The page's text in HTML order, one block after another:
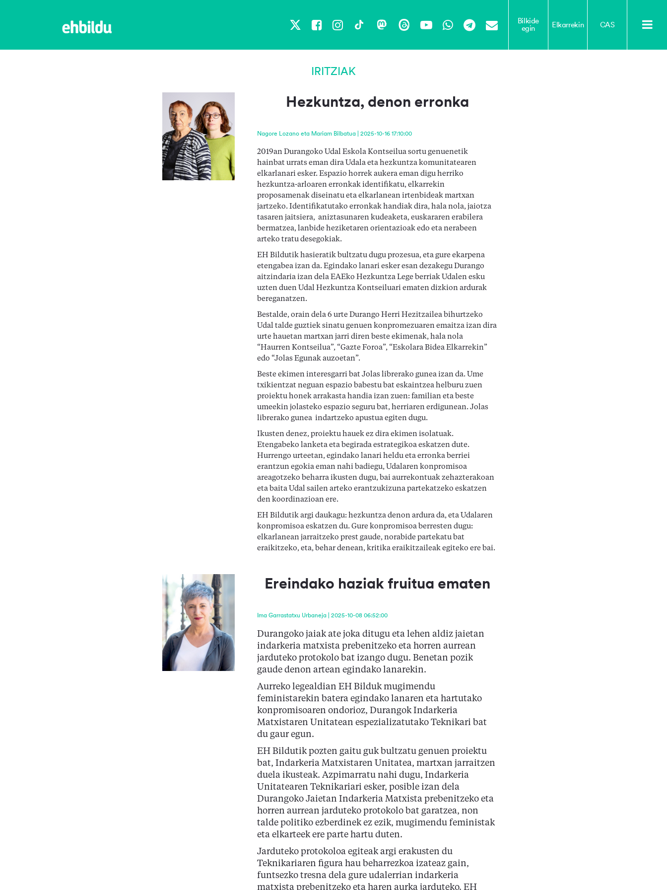
X Facebook
Instagram
TikTokMastodon
ThreadsYouTubeWhatsApp
Telegram
Email
Bilkide
egin
Elkarrekin CAS
IRITZIAK
Hezkuntza, denon erronka
Nagore Lozano eta Mariam Bilbatua | 2025-10-16 17:10:00
2019an Durangoko Udal Eskola Kontseilua sortu genuenetik
hainbat urrats eman dira Udala eta hezkuntza komunitatearen
elkarlanari esker. Espazio horrek aukera eman digu herriko
hezkuntza-arloaren erronkak identifikatu, elkarrekin
proposamenak diseinatu eta elkarlanean irtenbideak martxan
jartzeko. Identifikatutako erronkak handiak dira, hala nola, jaiotza
tasaren jaitsiera, aniztasunaren kudeaketa, euskararen erabilera
bermatzea, lanbide heziketaren orientazioak edo eta nerabeen
arteko tratu desegokiak.
EH Bildutik hasieratik bultzatu dugu prozesua, eta gure ekarpena
etengabea izan da. Egindako lanari esker esan dezakegu Durango
aitzindaria izan dela EAEko Hezkuntza Lege berriak Udalen esku
uzten duen Udal Hezkuntza Kontseiluari ematen dizkion ardurak
bereganatzen.
Bestalde, orain dela 6 urte Durango Herri Hezitzailea bihurtzeko
Udal talde guztiek sinatu genuen konpromezuaren emaitza izan dira
urte hauetan martxan jarri diren beste ekimenak, hala nola
“Haurren Kontseilua”, “Gazte Foroa”, “Eskolara Bidea Elkarrekin”
edo “Jolas Egunak auzoetan”.
Beste ekimen interesgarri bat Jolas librerako gunea izan da. Ume
txikientzat neguan espazio babestu bat eskaintzea helburu zuen
proiektu honek arrakasta handia izan zuen: familian eta beste
umeekin jolasteko espazio seguru bat, herriaren erdigunean. Jolas
librerako gunea indartzeko apustua egiten dugu.
Ikusten denez, proiektu hauek ez dira ekimen isolatuak.
Etengabeko lanketa eta begirada estrategikoa eskatzen dute.
Hurrengo urteetan, egindako lanari heldu eta erronka berriei
erantzun egokia eman nahi badiegu, Udalaren konpromisoa
areagotzeko beharra ikusten dugu, bai aurrekontuak zehazterakoan
eta baita Udal sailen arteko erantzukizuna partekatzeko eskatzen
den koordinazioan ere.
EH Bildutik argi daukagu: hezkuntza denon ardura da, eta Udalaren
konpromisoa eskatzen du. Gure konpromisoa berresten dugu:
elkarlanean jarraitzeko prest gaude, norabide partekatu bat
eraikitzeko, eta, behar denean, kritika eraikitzaileak egiteko ere bai.
Ereindako haziak fruitua ematen
Ima Garrastatxu Urbaneja | 2025-10-08 06:52:00
Durangoko jaiak ate joka ditugu eta lehen aldiz jaietan
indarkeria matxista prebenitzeko eta horren aurrean
jarduteko protokolo bat izango dugu. Benetan pozik
gaude denon artean egindako lanarekin.
Aurreko legealdian EH Bilduk mugimendu
feministarekin batera egindako lanaren eta hartutako
konpromisoaren ondorioz, Durangok Indarkeria
Matxistaren Unitatean espezializatutako Teknikari bat
du gaur egun.
EH Bildutik pozten gaitu guk bultzatu genuen proiektu
bat, Indarkeria Matxistaren Unitatea, martxan jarraitzen
duela ikusteak. Azpimarratu nahi dugu, Indarkeria
Unitatearen Teknikariari esker, posible izan dela
Durangoko Jaietan Indarkeria Matxista prebenitzeko eta
horren aurrean jarduteko protokolo bat garatzea, non
talde politiko ezberdinek ez ezik, mugimendu feministak
eta elkarteek ere parte hartu duten.
Jarduteko protokoloa egiteak argi erakusten du
Teknikariaren figura hau beharrezkoa izateaz gain,
funtsezko tresna dela gure udalerrian indarkeria
matxista prebenitzeko eta haren aurka jarduteko. EH